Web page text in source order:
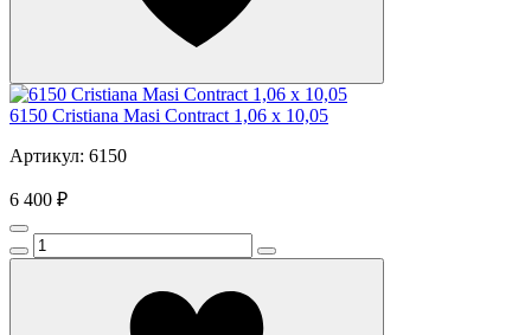
6150 Cristiana Masi Contract 1,06 х 10,05
Артикул: 6150
6 400 ₽